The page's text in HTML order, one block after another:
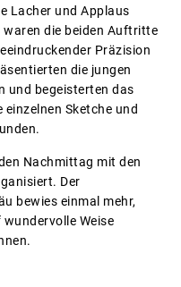
Lacher und Applaus
waren die beiden Auftritte
Präzision
die jungen
und begeisterten das
Sketche und
Nachmittag mit den
Der
bewies einmal mehr,
Weise